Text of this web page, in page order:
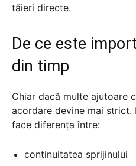
tăieri directe.
De ce este
din timp
Chiar dacă multe ajutoare
acordare devine mai
face diferența între:
continuitatea sprijinului